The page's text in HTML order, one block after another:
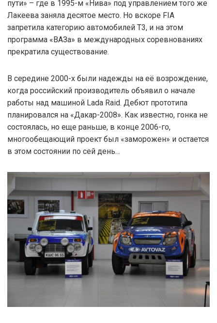
пути» – где в 1995-м «Нива» под управлением того же
Лакеева заняла десятое место. Но вскоре FIA
запретила категорию автомобилей T3, и на этом
программа «ВАЗа» в международных соревнованиях
прекратила существование.
В середине 2000-х были надежды на её возрождение,
когда российский производитель объявил о начале
работы над машиной Lada Raid. Дебют прототипа
планировался на «Дакар-2008». Как известно, гонка не
состоялась, но еще раньше, в конце 2006-го,
многообещающий проект был «заморожен» и остается
в этом состоянии по сей день…